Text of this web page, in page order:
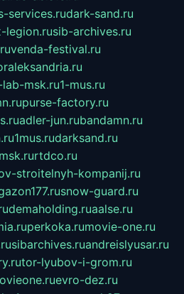
services.rudark-sand.ru
legion.rusib-archives.ru
venda-festival.ru
lab-msk.ru1-mus.ru
purse-factory.ru
adler-jun.rubandamn.ru
1mus.rudarksand.ru
rtdco.ru
stroitelnyh-kompanij.ru
snow-guard.ru
demaholding.ruaalse.ru
perkoka.rumovie-one.ru
sibarchives.ruandreislyusar.ru
tor-lyubov-i-grom.ru
evro-dez.ru